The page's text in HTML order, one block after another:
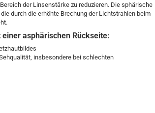
der Linsenstärke zu reduzieren. Die sphärische
durch die erhöhte Brechung der Lichtstrahlen beim
asphärischen Rückseite:
insbesondere bei schlechten